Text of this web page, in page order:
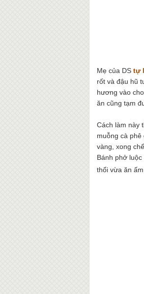
Mẹ của DS tự
rốt và đậu hũ
hương vào
ăn cũng tạm
Cách làm này
muỗng cà
vàng, xong
Bánh phở
thổi vừa ăn